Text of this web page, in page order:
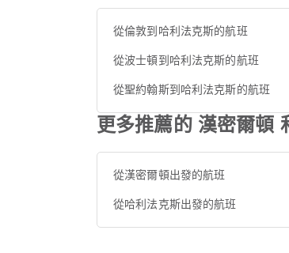
從倫敦到哈利法克斯的航班
從波士頓到哈利法克斯的航班
從聖約翰斯到哈利法克斯的航班
更多推薦的 漢密爾頓
從漢密爾頓出發的航班
從哈利法克斯出發的航班